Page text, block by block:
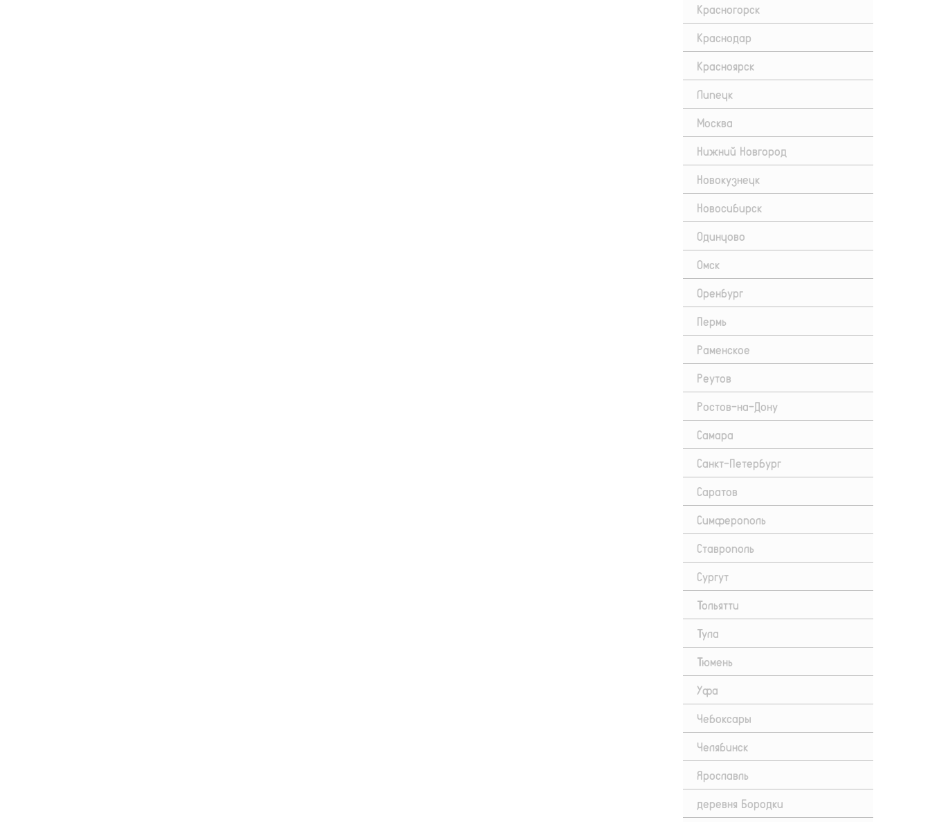
Красногорск
Краснодар
Красноярск
Липецк
Москва
Нижний Новгород
Новокузнецк
Новосибирск
Одинцово
Омск
Оренбург
Пермь
Раменское
Реутов
Ростов-на-Дону
Самара
Санкт-Петербург
Саратов
Симферополь
Ставрополь
Сургут
Тольятти
Тула
Тюмень
Уфа
Чебоксары
Челябинск
Ярославль
деревня Бородки